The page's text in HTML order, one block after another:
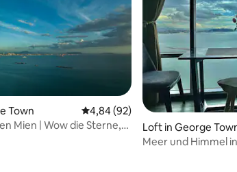
Town Durchschnittliche Bewertung:
4,84 (92)
Mien | Wow die Sterne,
Loft in George
Meer und Himmel